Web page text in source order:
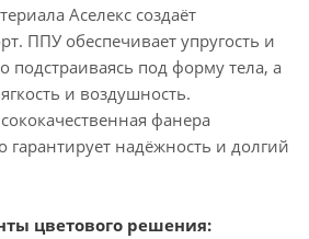
Аселекс создаёт
ППУ обеспечивает упругость и
подстраиваясь под форму тела, а
и воздушность.
фанера
надёжность и долгий
цветового решения: